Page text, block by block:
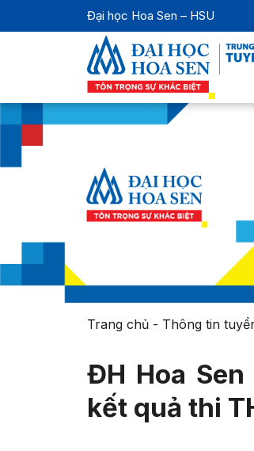
Đại học Hoa Sen – HSU
Trang chủ- Thông tin
ĐH Hoa
kết quả thi